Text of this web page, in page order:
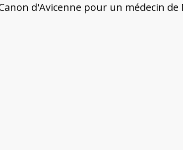
d'Avicenne pour un médecin de